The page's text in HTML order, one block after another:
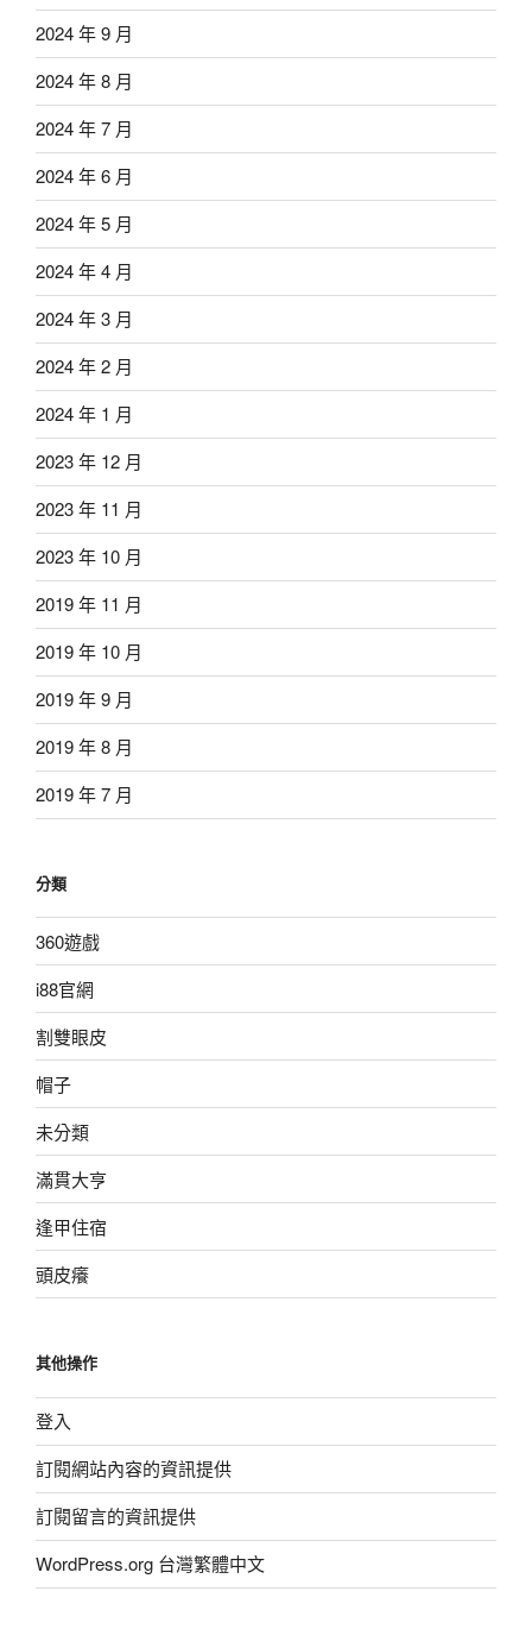
2024 年 9 月
2024 年 8 月
2024 年 7 月
2024 年 6 月
2024 年 5 月
2024 年 4 月
2024 年 3 月
2024 年 2 月
2024 年 1 月
2023 年 12 月
2023 年 11 月
2023 年 10 月
2019 年 11 月
2019 年 10 月
2019 年 9 月
2019 年 8 月
2019 年 7 月
分類
360遊戲
i88官網
割雙眼皮
帽子
未分類
滿貫大亨
逢甲住宿
頭皮癢
其他操作
登入
訂閱網站內容的資訊提供
訂閱留言的資訊提供
WordPress.org 台灣繁體中文